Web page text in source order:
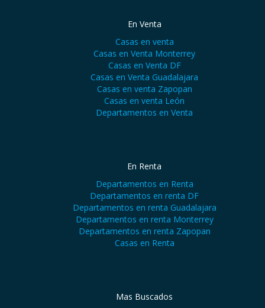
En Venta
Casas en venta
Casas en Venta Monterrey
Casas en Venta DF
Casas en Venta Guadalajara
Casas en venta Zapopan
Casas en venta León
Departamentos en Venta
En Renta
Departamentos en Renta
Departamentos en renta DF
Departamentos en renta Guadalajara
Departamentos en renta Monterrey
Departamentos en renta Zapopan
Casas en Renta
Mas Buscados